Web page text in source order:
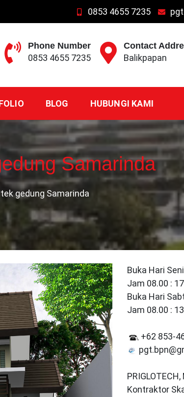
0853 4655 7235
Phone Number
0853 4655 7235
Contact
Balikpapan
BLOG HUBUNGI KAMI
Samarinda
gedung Samarinda
Buka Hari
Jam 08.00 :
Buka Hari
Jam 08.00 :
+62 853-
Kontraktor